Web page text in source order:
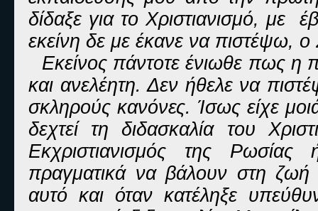
δίδαξε για το Χριστιανισμό, με
εκείνη δε με έκανε να πιστέψω,
Εκείνος πάντοτε ένιωθε πως η
και ανελέητη. Δεν ήθελε να
σκληρούς κανόνες. Ίσως είχε
δεχτεί τη διδασκαλία του
Εκχριστιανισμός της
πραγματικά να βάλουν στη ζωή
αυτό και όταν κατέληξε